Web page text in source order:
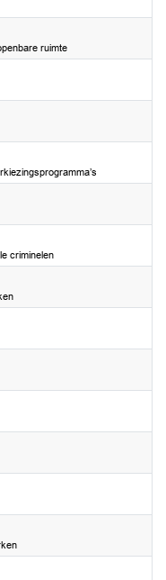
ruimte
criminelen